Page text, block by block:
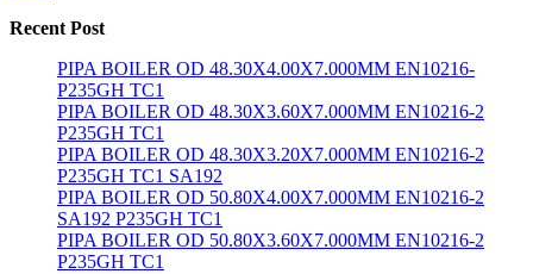
Recent Post
PIPA BOILER OD 48.30X4.00X7.000MM EN10216-
P235GH TC1
PIPA BOILER OD 48.30X3.60X7.000MM EN10216-2
P235GH TC1
PIPA BOILER OD 48.30X3.20X7.000MM EN10216-2
P235GH TC1 SA192
PIPA BOILER OD 50.80X4.00X7.000MM EN10216-2
SA192 P235GH TC1
PIPA BOILER OD 50.80X3.60X7.000MM EN10216-2
P235GH TC1